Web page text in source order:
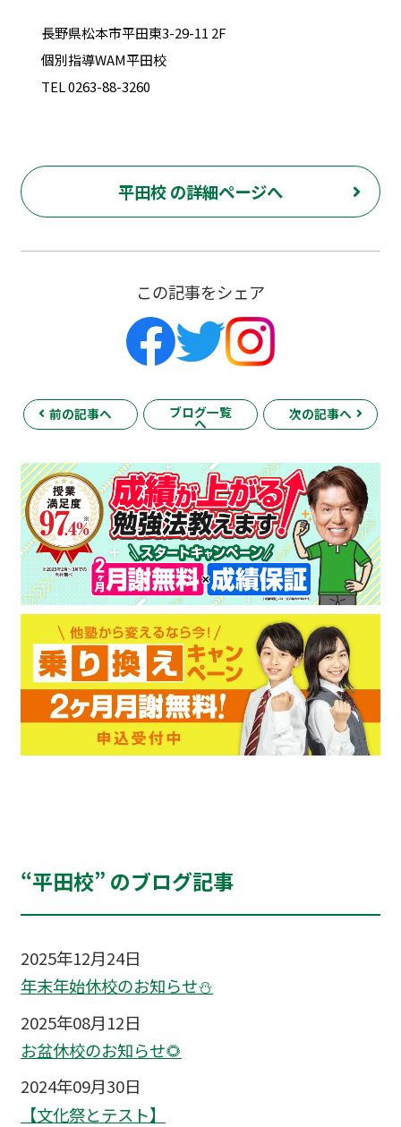
長野県松本市平田東3-29-11 2F
個別指導WAM平田校
TEL 0263-88-3260
平田校 の詳細ページへ
この記事をシェア
前の記事へ ブログ一覧
へ
次の記事へ
“平田校” のブログ記事
2025年12月24日
年末年始休校のお知らせ⛄
2025年08月12日
お盆休校のお知らせ🌻
2024年09月30日
【文化祭とテスト】